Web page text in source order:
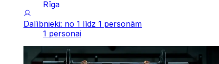
Rīga
Dalībnieki: no 1 līdz 1 personām
1 personai